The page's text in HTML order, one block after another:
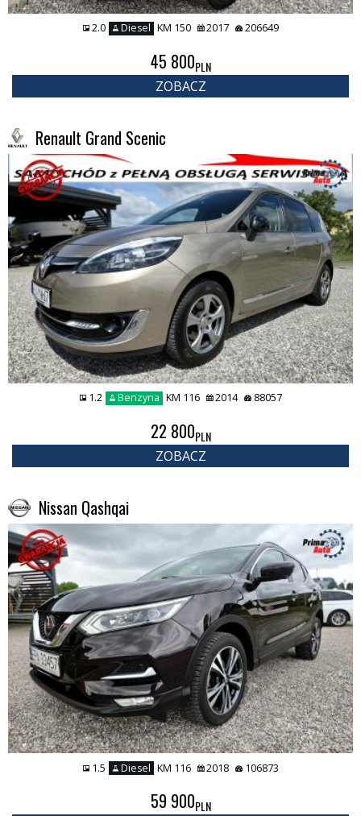
2.0 Diesel KM 150 2017 206649
45 800PLN
ZOBACZ
Renault Grand Scenic
1.2 Benzyna KM 116 2014 88057
22 800PLN
ZOBACZ
Nissan Qashqai
1.5 Diesel KM 116 2018 106873
59 900PLN